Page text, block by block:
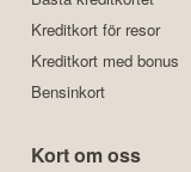
Kreditkort för resor
Kreditkort med bonus
Bensinkort
Kort om oss